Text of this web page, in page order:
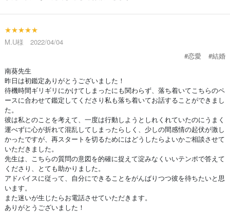
★★★★★
M.U様 2022/04/04
#恋愛
#結婚
南葵先生
昨日は初鑑定ありがとうございました！
待機時間ギリギリにかけてしまったにも関わらず、落ち着いてこちらのペ
ースに合わせて鑑定してくださり私も落ち着いてお話することができまし
た。
彼は私とのことを考えて、一度は行動しようとしれくれていたのにうまく
運べずに心が折れて混乱してしまったらしく、少しの間感情の起伏が激し
かったですが、再スタートを切るためにはどうしたらよいかご相談させて
いただきました。
先生は、こちらの質問の意図を的確に捉えて淀みなくいいテンポで答えて
くださり、とても助かりました。
アドバイスに従って、自分にできることをがんばりつつ彼を待ちたいと思
います。
また迷いが生じたらお電話させていただきます。
ありがとうございました！